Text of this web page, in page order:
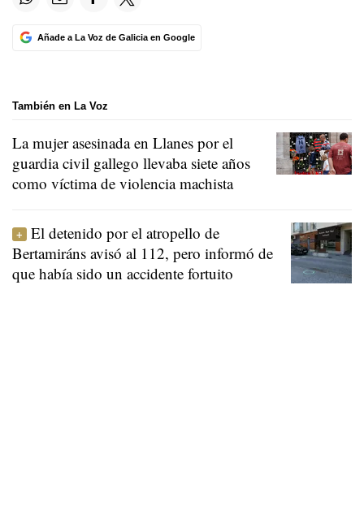
Añade a La Voz de Galicia en Google
También en La Voz
La mujer asesinada en Llanes por el
guardia civil gallego llevaba siete años
como víctima de violencia machista
El detenido por el atropello de
Bertamiráns avisó al 112, pero informó de
que había sido un accidente fortuito